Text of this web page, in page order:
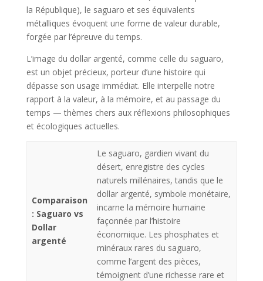
la République), le saguaro et ses équivalents
métalliques évoquent une forme de valeur durable,
forgée par l’épreuve du temps.
L’image du dollar argenté, comme celle du saguaro,
est un objet précieux, porteur d’une histoire qui
dépasse son usage immédiat. Elle interpelle notre
rapport à la valeur, à la mémoire, et au passage du
temps — thèmes chers aux réflexions philosophiques
et écologiques actuelles.
Comparaison
: Saguaro vs
Dollar
argenté
Le saguaro, gardien vivant du
désert, enregistre des cycles
naturels millénaires, tandis que le
dollar argenté, symbole monétaire,
incarne la mémoire humaine
façonnée par l’histoire
économique. Les phosphates et
minéraux rares du saguaro,
comme l’argent des pièces,
témoignent d’une richesse rare et